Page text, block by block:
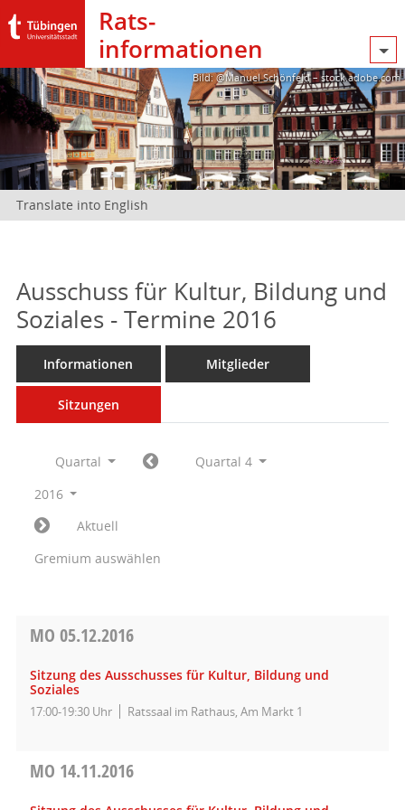
Rats­
informationen
Bild: @Manuel Schönfeld – stock.adobe.com
Translate into English
Ausschuss für Kultur, Bildung und
Soziales - Termine 2016
Informationen Mitglieder
Sitzungen
Quartal
Quartal 4
2016
Aktuell
Gremium auswählen
MO 05.12.2016
Sitzung des Ausschusses für Kultur, Bildung und
Soziales
17:00-19:30 Uhr Ratssaal im Rathaus, Am Markt 1
MO 14.11.2016